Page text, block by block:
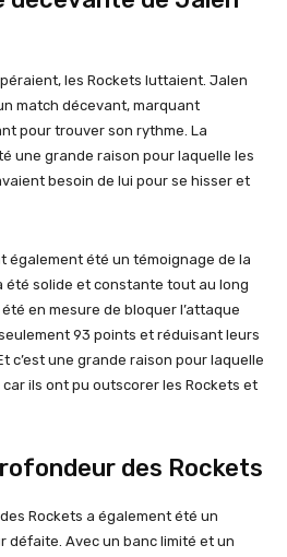
les Rockets luttaient. Jalen
match décevant, marquant
pour trouver son rythme. La
une grande raison pour laquelle les
besoin de lui pour se hisser et
également été un témoignage de la
été solide et constante tout au long
en mesure de bloquer l’attaque
93 points et réduisant leurs
c’est une grande raison pour laquelle
ils ont pu outscorer les Rockets et
des Rockets
Rockets a également été un
défaite. Avec un banc limité et un